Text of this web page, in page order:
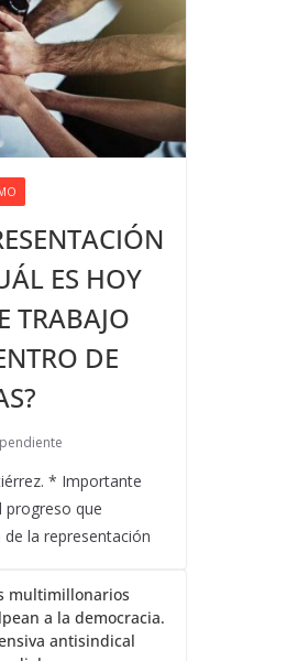
ES HOY
TRABAJO
DE
* Importante
progreso que
la representación
multimillonarios
a la democracia.
antisindical